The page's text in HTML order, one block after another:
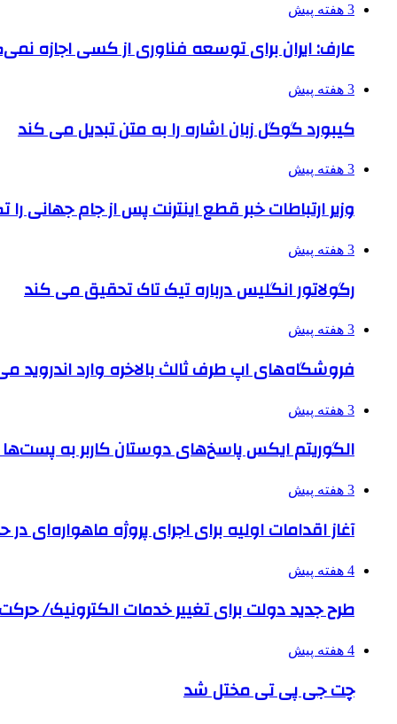
3 هفته پیش
عارف: ایران برای توسعه فناوری از کسی اجازه
3 هفته پیش
کیبورد گوگل زبان اشاره را به متن تبدیل می کند
3 هفته پیش
وزیر ارتباطات خبر قطع اینترنت پس از جام جهانی
3 هفته پیش
رگولاتور انگلیس درباره تیک تاک تحقیق می کند
3 هفته پیش
فروشگاه‌های اپ طرف ثالث بالاخره وارد
3 هفته پیش
الگوریتم ایکس پاسخ‌های دوستان کاربر به
3 هفته پیش
آغاز اقدامات اولیه برای اجرای پروژه ماهواره‌ای در
4 هفته پیش
طرح جدید دولت برای تغییر خدمات الکترونیک/
4 هفته پیش
چت جی پی تی مختل شد